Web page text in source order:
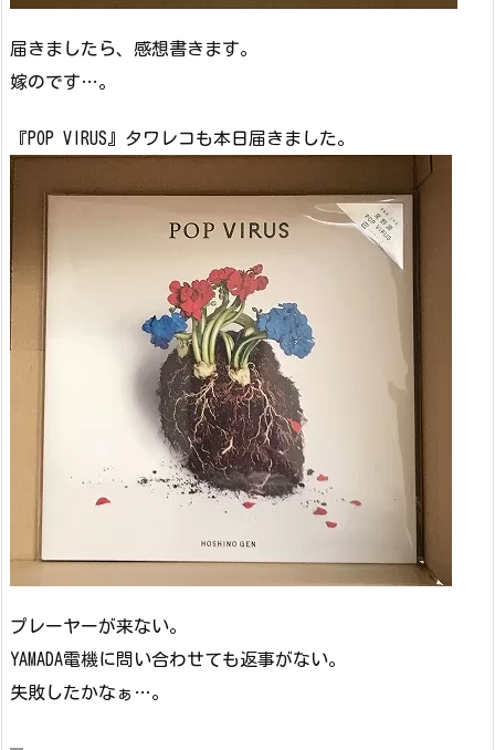
届きましたら、感想書きます。
嫁のです…。
『POP VIRUS』タワレコも本日届きました。
プレーヤーが来ない。
YAMADA電機に問い合わせても返事がない。
失敗したかなぁ…。